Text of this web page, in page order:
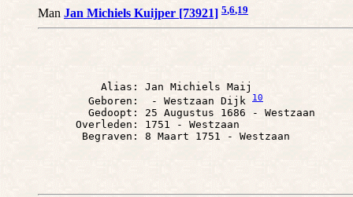
Man Jan Michiels Kuijper [73921] 5,6,19
          Alias: Jan Michiels Maij
        Geboren:  - Westzaan Dijk
10
        Gedoopt: 25 Augustus 1686 - Westzaan
      Overleden: 1751 - Westzaan